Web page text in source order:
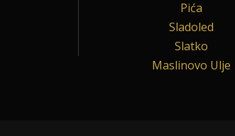
Pića
Sladoled
Slatko
Maslinovo Ulje